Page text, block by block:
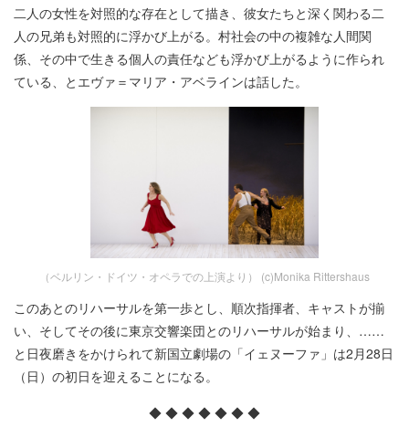
二人の女性を対照的な存在として描き、彼女たちと深く関わる二
人の兄弟も対照的に浮かび上がる。村社会の中の複雑な人間関
係、その中で生きる個人の責任なども浮かび上がるように作られ
ている、とエヴァ＝マリア・アベラインは話した。
（ベルリン・ドイツ・オペラでの上演より） (c)Monika Rittershaus
このあとのリハーサルを第一歩とし、順次指揮者、キャストが揃
い、そしてその後に東京交響楽団とのリハーサルが始まり、……
と日夜磨きをかけられて新国立劇場の「イェヌーファ」は2月28日
（日）の初日を迎えることになる。
◆ ◆ ◆ ◆ ◆ ◆ ◆